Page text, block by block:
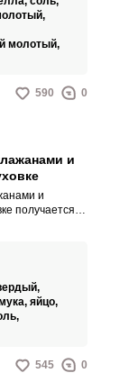
блюдо
вас
и яркими
молотый,
590 0
и
и
получается
так и к
яйцо,
545 0